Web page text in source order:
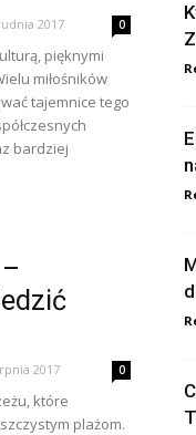
2017 0
pięknymi
miłośników
tajemnice tego
bardziej
2017 0
które
plażom.